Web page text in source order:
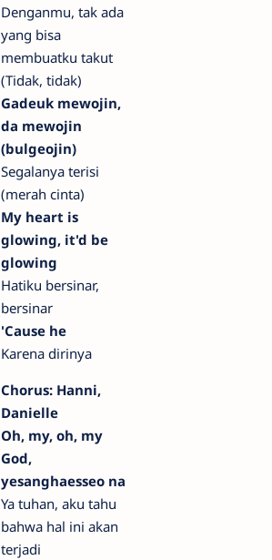
Denganmu, tak ada
yang bisa
membuatku takut
(Tidak, tidak)
Gadeuk mewojin,
da mewojin
(bulgeojin)
Segalanya terisi
(merah cinta)
My heart is
glowing, it'd be
glowing
Hatiku bersinar,
bersinar
'Cause he
Karena dirinya
Chorus: Hanni,
Danielle
Oh, my, oh, my
God,
yesanghaesseo na
Ya tuhan, aku tahu
bahwa hal ini akan
terjadi